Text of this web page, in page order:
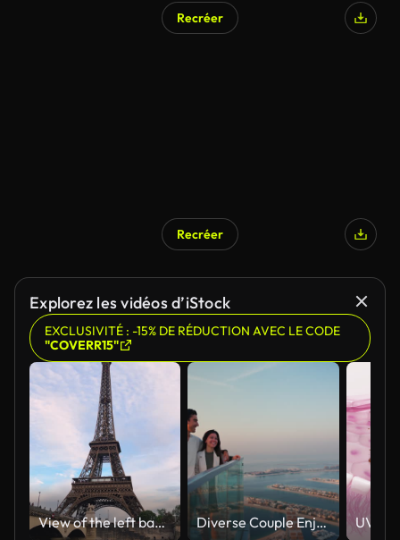
Recréer
Recréer
Explorez les vidéos d’iStock
EXCLUSIVITÉ : -15% DE RÉDUCTION AVEC LE CODE
"COVERR15"
View of the left bank of the Seine River, the Eiffel Tower, boats sailing on the river, the Quai Jacques-Chirac embankment and Pont d'Iena, Jena Bridge spanning the River Seine of Paris, France. Diverse Couple Enjoying Sunset Views from High Rise Sky Deck Overlooking Palm Jumeirah